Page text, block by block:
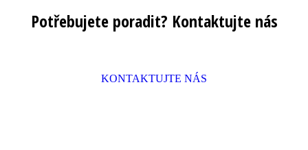
Potřebujete poradit? Kontaktujte nás
KONTAKTUJTE NÁS